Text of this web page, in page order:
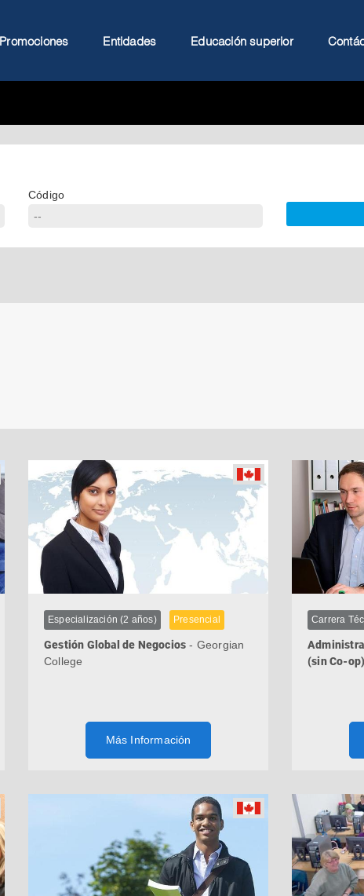
Educación superior
Entidades
Promociones
Código
Especialización (2 años) Presencial
Gestión Global de Negocios - Georgian
College
Más Información
Carrera
(sin Co-op)